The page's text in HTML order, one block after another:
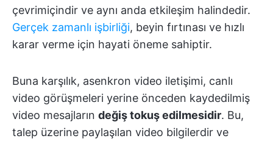
çevrimiçindir ve aynı anda etkileşim halindedir.
Gerçek zamanlı işbirliği, beyin fırtınası ve hızlı
karar verme için hayati öneme sahiptir.
Buna karşılık, asenkron video iletişimi, canlı
video görüşmeleri yerine önceden kaydedilmiş
video mesajların değiş tokuş edilmesidir. Bu,
talep üzerine paylaşılan video bilgilerdir ve